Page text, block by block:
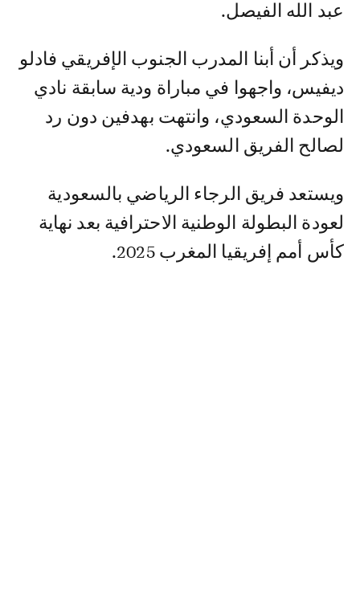
عبد الله الفيصل.
ويذكر أن أبنا المدرب الجنوب الإفريقي فادلو
ديفيس، واجهوا في مباراة ودية سابقة نادي
الوحدة السعودي، وانتهت بهدفين دون رد
لصالح الفريق السعودي.
ويستعد فريق الرجاء الرياضي بالسعودية
لعودة البطولة الوطنية الاحترافية بعد نهاية
كأس أمم إفريقيا المغرب 2025.